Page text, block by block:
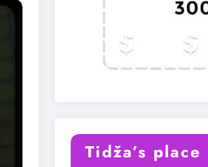
Tidža’s place